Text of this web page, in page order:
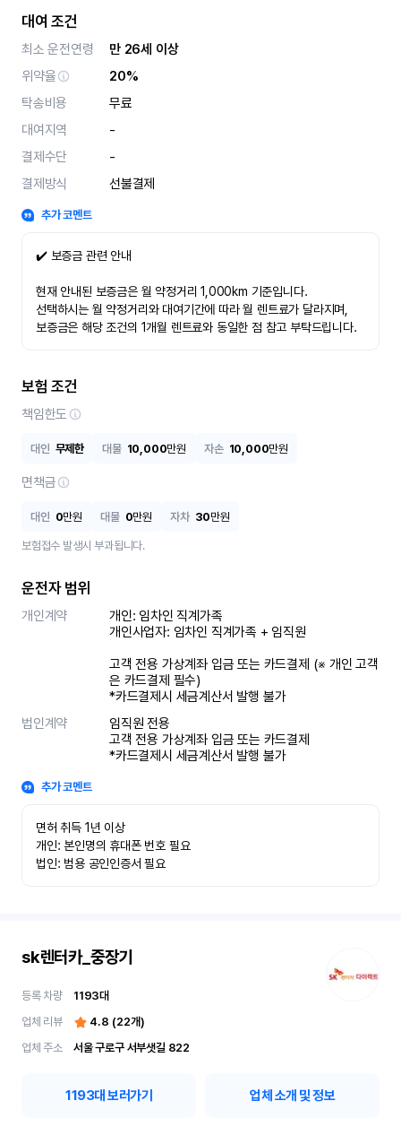
대여 조건
최소 운전연령
만 26세 이상
위약율
20%
탁송비용
무료
대여지역
-
결제수단
-
결제방식
선불결제
추가 코멘트
✔️ 보증금 관련 안내
현재 안내된 보증금은 월 약정거리 1,000km 기준입니다.
선택하시는 월 약정거리와 대여기간에 따라 월 렌트료가 달라지며,
보증금은 해당 조건의 1개월 렌트료와 동일한 점 참고 부탁드립니다.
보험 조건
책임한도
대인 무제한 대물 10,000만원 자손 10,000만원
면책금
대인 0만원 대물 0만원 자차 30만원
보험접수 발생시 부과됩니다.
운전자 범위
개인계약
개인: 임차인 직계가족
개인사업자: 임차인 직계가족 + 임직원
고객 전용 가상계좌 입금 또는 카드결제 (※ 개인 고객
은 카드결제 필수)
*카드결제시 세금계산서 발행 불가
법인계약
임직원 전용
고객 전용 가상계좌 입금 또는 카드결제
*카드결제시 세금계산서 발행 불가
추가 코멘트
면허 취득 1년 이상
개인: 본인명의 휴대폰 번호 필요
법인: 범용 공인인증서 필요
sk렌터카_중장기
등록 차량 1193대
업체 리뷰
4.8 (22개)
업체 주소
서울 구로구 서부샛길 822
1193대 보러가기 업체 소개 및 정보